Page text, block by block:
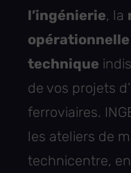
l’ingénierie, la
opérationnelle
technique
de vos projets
ferroviaires.
les ateliers de
technicentre, en